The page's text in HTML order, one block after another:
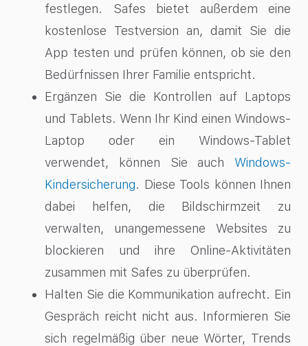
festlegen. Safes bietet außerdem eine
kostenlose Testversion an, damit Sie die
App testen und prüfen können, ob sie den
Bedürfnissen Ihrer Familie entspricht.
Ergänzen Sie die Kontrollen auf Laptops
und Tablets. Wenn Ihr Kind einen Windows-
Laptop oder ein Windows-Tablet
verwendet, können Sie auch Windows-
Kindersicherung. Diese Tools können Ihnen
dabei helfen, die Bildschirmzeit zu
verwalten, unangemessene Websites zu
blockieren und ihre Online-Aktivitäten
zusammen mit Safes zu überprüfen.
Halten Sie die Kommunikation aufrecht. Ein
Gespräch reicht nicht aus. Informieren Sie
sich regelmäßig über neue Wörter, Trends